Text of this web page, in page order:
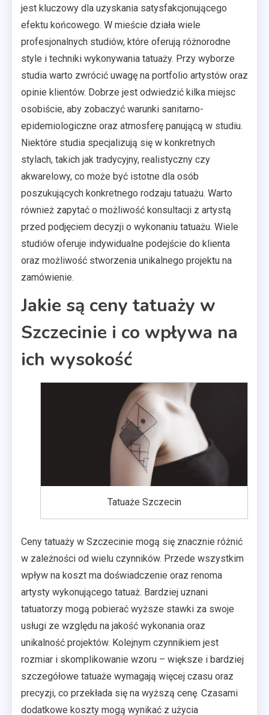
jest kluczowy dla uzyskania satysfakcjonującego
efektu końcowego. W mieście działa wiele
profesjonalnych studiów, które oferują różnorodne
style i techniki wykonywania tatuaży. Przy wyborze
studia warto zwrócić uwagę na portfolio artystów oraz
opinie klientów. Dobrze jest odwiedzić kilka miejsc
osobiście, aby zobaczyć warunki sanitarno-
epidemiologiczne oraz atmosferę panującą w studiu.
Niektóre studia specjalizują się w konkretnych
stylach, takich jak tradycyjny, realistyczny czy
akwarelowy, co może być istotne dla osób
poszukujących konkretnego rodzaju tatuażu. Warto
również zapytać o możliwość konsultacji z artystą
przed podjęciem decyzji o wykonaniu tatuażu. Wiele
studiów oferuje indywidualne podejście do klienta
oraz możliwość stworzenia unikalnego projektu na
zamówienie.
Jakie są ceny tatuaży w
Szczecinie i co wpływa na
ich wysokość
Tatuaże Szczecin
Ceny tatuaży w Szczecinie mogą się znacznie różnić
w zależności od wielu czynników. Przede wszystkim
wpływ na koszt ma doświadczenie oraz renoma
artysty wykonującego tatuaż. Bardziej uznani
tatuatorzy mogą pobierać wyższe stawki za swoje
usługi ze względu na jakość wykonania oraz
unikalność projektów. Kolejnym czynnikiem jest
rozmiar i skomplikowanie wzoru – większe i bardziej
szczegółowe tatuaże wymagają więcej czasu oraz
precyzji, co przekłada się na wyższą cenę. Czasami
dodatkowe koszty mogą wynikać z użycia